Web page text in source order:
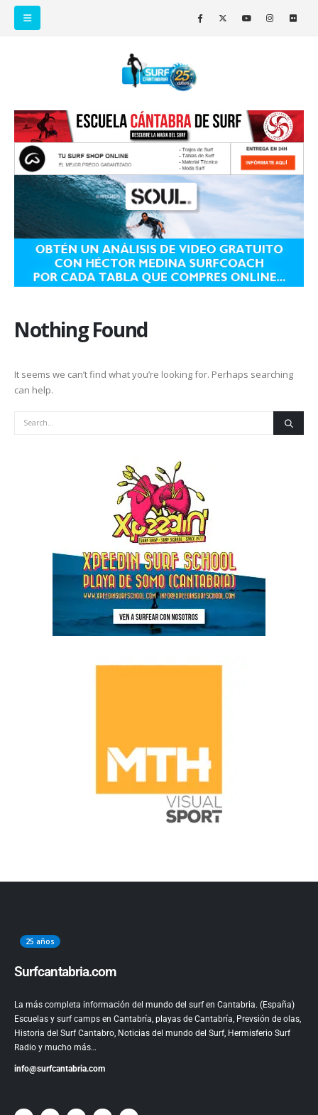
Nothing Found
It seems we can’t find what you’re looking for. Perhaps searching
can help.
25 años
Surfcantabria.com
La más completa información del mundo del surf en Cantabria. (España)
Escuelas y surf camps en Cantabría, playas de Cantabría, Prevsión de olas,
Historia del Surf Cantabro, Noticias del mundo del Surf, Hermisferio Surf
Radio y mucho más…
info@surfcantabria.com